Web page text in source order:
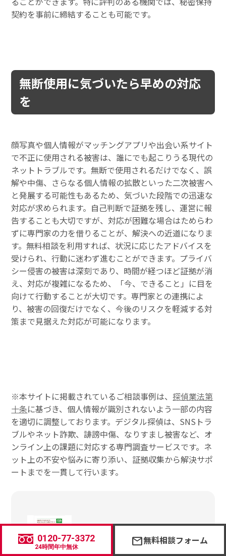
契約を事前に締結することも可能です。
無断使用に気づいたら早めの対応
を
顔写真や個人情報がマッチングアプリや出会い系サイト
で不正に使用される被害は、誰にでも起こりうる現代の
ネットトラブルです。無断で使用されるだけでなく、誤
解や中傷、さらなる個人情報の拡散といった二次被害へ
と発展する可能性もあるため、気づいた段階での迅速な
対応が求められます。自己判断で証拠を残し、運営に報
告することも大切ですが、対応が困難な場合はためらわ
ずに専門家の力を借りることが、解決への近道になりま
す。無料相談を利用すれば、状況に応じたアドバイスを
受けられ、行動に迷わず進むことができます。プライバ
シー侵害の被害は深刻であり、時間が経つほど証拠が消
え、対応が複雑になるため、「今、できること」に目を
向けて行動することが大切です。専門家との連携によ
り、被害の回復だけでなく、今後のリスクを軽減する対
策まで見据えた対応が可能になります。
※本サイトに掲載されているご相談事例は、探偵業法第
十条に基づき、個人情報が識別されないよう一部の内容
を適切に調整しております。デジタル探偵は、SNSトラ
ブルやネット詐欺、誹謗中傷、なりすまし被害など、オ
ンライン上の課題に対応する専門調査サービスです。ネ
ット上の不安や悩みに寄り添い、証拠収集から解決サポ
ートまでを一貫して行います。
0120-77-3372
24時間年中無休 mail無料相談フォーム